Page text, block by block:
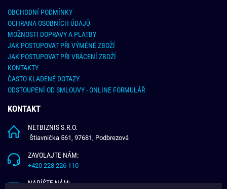
OBCHODNÍ PODMÍNKY
OCHRANA OSOBNÍCH ÚDAJŮ
MOŽNOSTI DOPRAVY A PLATBY
JAK POSTUPOVAT PŘI VÝMĚNĚ ZBOŽÍ
JAK POSTUPOVAT PŘI VRÁCENÍ ZBOŽÍ
KONTAKTY
ČASTO KLADENÉ DOTAZY
ODSTOUPENÍ OD SMLOUVY - ONLINE FORMULÁŘ
KONTAKT
NETBIZNIS S.R.O.
Štiavnička 561, 97681, Podbrezová
ZAVOLAJTE NÁM:
+420 228 226 110
NAPÍŠTE NÁM: